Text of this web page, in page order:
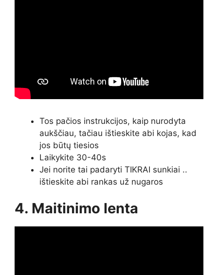
Tos pačios instrukcijos, kaip nurodyta
aukščiau, tačiau ištieskite abi kojas, kad
jos būtų tiesios
Laikykite 30-40s
Jei norite tai padaryti TIKRAI sunkiai ..
ištieskite abi rankas už nugaros
4. Maitinimo lenta